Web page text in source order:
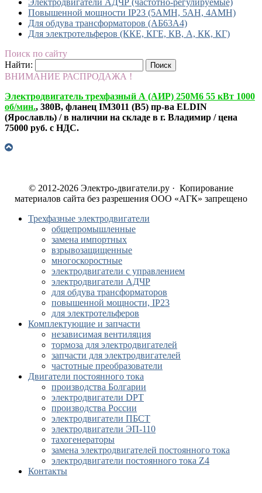
Повышенной мощности IP23 (5АМН, 5АН, 4АМН)
Для обдува трансформаторов (АБ63А4)
Для электротельферов (ККЕ, КГЕ, КВ, А, КК, КГ)
Поиск по сайту
Найти:
ВНИМАНИЕ РАСПРОДАЖА !
Электродвигатель трехфазный А (АИР) 250М6 55 кВт 1000
об/мин., 380В, фланец IM3011 (B5) пр-ва ELDIN
(Ярославль) / в наличии на складе в г. Владимир / цена
75000 руб. с НДС.
© 2012-2026 Электро-двигатели.ру · Копирование
материалов сайта без разрешения ООО «АГК» запрещено
Трехфазные электродвигатели
общепромышленные
замена импортных
взрывозащищенные
многоскоростные
электродвигатели с управлением
электродвигатели АДЧР
для обдува трансформаторов
повышенной мощности, IP23
для электротельферов
Комплектующие и запчасти
независимая вентиляция
тормоза для электродвигателей
запчасти для электродвигателей
частотные преобразователи
Двигатели постоянного тока
производства Болгарии
электродвигатели DPT
производства России
электродвигатели ПБСТ
электродвигатели ЭП-110
тахогенераторы
замена электродвигателей постоянного тока
электродвигатели постоянного тока Z4
Контакты